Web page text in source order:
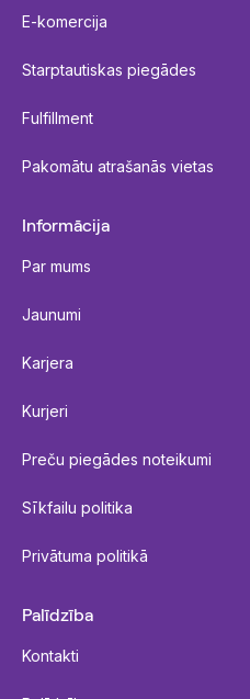
E-komercija
Starptautiskas piegādes
Fulfillment
Pakomātu atrašanās vietas
Informācija
Par mums
Jaunumi
Karjera
Kurjeri
Preču piegādes noteikumi
Sīkfailu politika
Privātuma politikā
Palīdzība
Kontakti